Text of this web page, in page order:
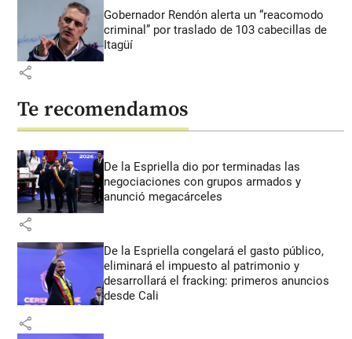
Gobernador Rendón alerta un “reacomodo
criminal” por traslado de 103 cabecillas de
Itagüí
share
Te recomendamos
De la Espriella dio por terminadas las
negociaciones con grupos armados y
anunció megacárceles
share
De la Espriella congelará el gasto público,
eliminará el impuesto al patrimonio y
desarrollará el fracking: primeros anuncios
desde Cali
share